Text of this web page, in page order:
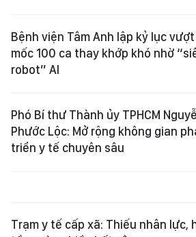
Bệnh viện Tâm Anh lập kỷ lục vượt
mốc 100 ca thay khớp khó nhờ
robot” AI
Phó Bí thư Thành ủy TPHCM
Phước Lộc: Mở rộng không gian
triển y tế chuyên sâu
Trạm y tế cấp xã: Thiếu nhân lực,